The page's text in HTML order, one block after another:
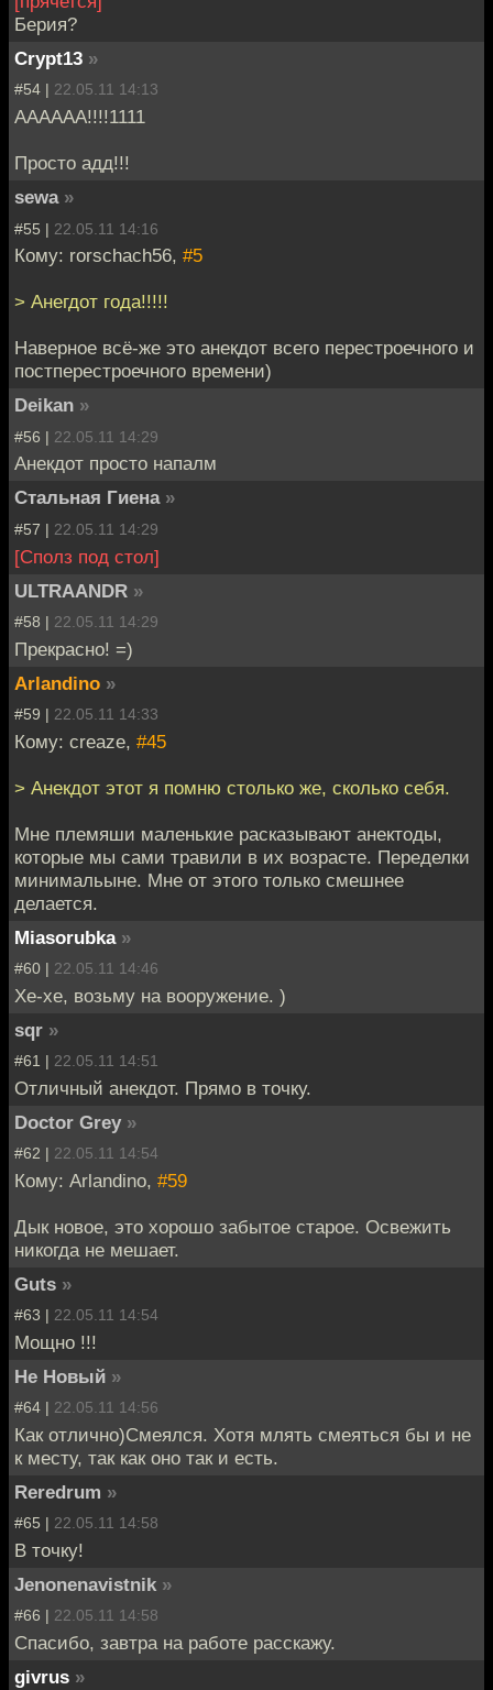
Берия?
Crypt13 »
#54 | 22.05.11 14:13
АААААА!!!!1111
Просто адд!!!
sewa »
#55 | 22.05.11 14:16
Кому: rorschach56, #5
> Анегдот года!!!!!
Наверное всё-же это анекдот всего перестроечного и
постперестроечного времени)
Deikan »
#56 | 22.05.11 14:29
Анекдот просто напалм
Стальная Гиена »
#57 | 22.05.11 14:29
[Сполз под стол]
ULTRAANDR »
#58 | 22.05.11 14:29
Прекрасно! =)
Arlandino »
#59 | 22.05.11 14:33
Кому: creaze, #45
> Анекдот этот я помню столько же, сколько себя.
Мне племяши маленькие расказывают анектоды,
которые мы сами травили в их возрасте. Переделки
минимальыне. Мне от этого только смешнее
делается.
Miasorubka »
#60 | 22.05.11 14:46
Хе-хе, возьму на вооружение. )
sqr »
#61 | 22.05.11 14:51
Отличный анекдот. Прямо в точку.
Doctor Grey »
#62 | 22.05.11 14:54
Кому: Arlandino, #59
Дык новое, это хорошо забытое старое. Освежить
никогда не мешает.
Guts »
#63 | 22.05.11 14:54
Мощно !!!
Не Новый »
#64 | 22.05.11 14:56
Как отлично)Смеялся. Хотя млять смеяться бы и не
к месту, так как оно так и есть.
Reredrum »
#65 | 22.05.11 14:58
В точку!
Jenonenavistnik »
#66 | 22.05.11 14:58
Спасибо, завтра на работе расскажу.
givrus »